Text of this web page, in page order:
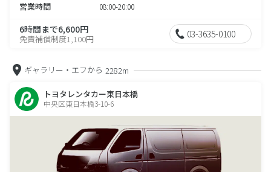
営業時間 08:00-20:00
6時間まで6,600円
免責補償制度1,100円 03-3635-0100
ギャラリー・エフから 2282m
トヨタレンタカー東日本橋
中央区東日本橋3-10-6